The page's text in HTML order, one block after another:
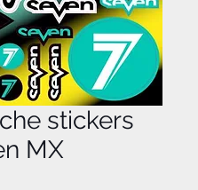
stickers
MX